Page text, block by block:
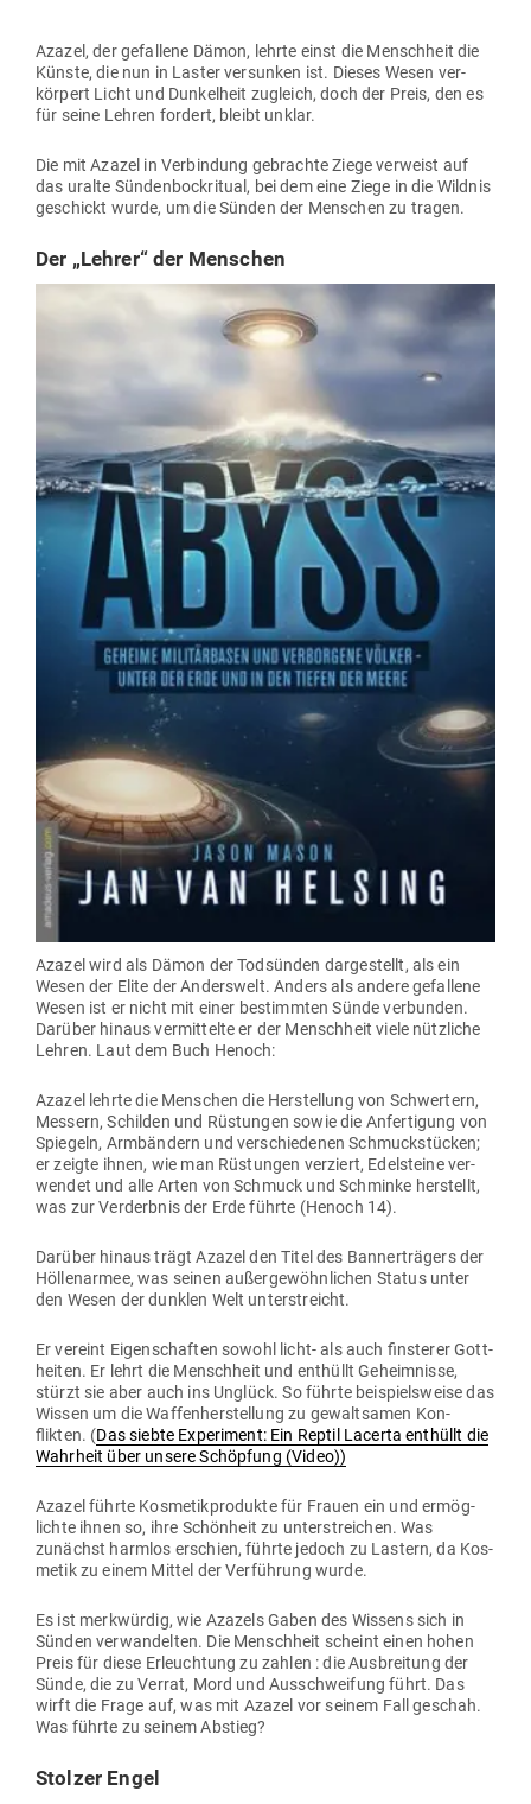
Azazel, der gefallene Dämon, lehrte einst die Menschheit die
Künste, die nun in Laster ver­sunken ist. Dieses Wesen ver­
körpert Licht und Dun­kelheit zugleich, doch der Preis, den es
für seine Lehren fordert, bleibt unklar.
Die mit Azazel in Ver­bindung gebrachte Ziege ver­weist auf
das uralte Sün­den­bock­ritual, bei dem eine Ziege in die Wildnis
geschickt wurde, um die Sünden der Men­schen zu tragen.
Der „Lehrer“ der Menschen
Azazel wird als Dämon der Tod­sünden dar­ge­stellt, als ein
Wesen der Elite der Anderswelt. Anders als andere gefallene
Wesen ist er nicht mit einer bestimmten Sünde ver­bunden.
Darüber hinaus ver­mit­telte er der Menschheit viele nütz­liche
Lehren. Laut dem Buch Henoch:
Azazel lehrte die Men­schen die Her­stellung von Schwertern,
Messern, Schilden und Rüs­tungen sowie die Anfer­tigung von
Spiegeln, Arm­bändern und ver­schie­denen Schmuck­stücken;
er zeigte ihnen, wie man Rüs­tungen ver­ziert, Edel­steine ​​ver­
wendet und alle Arten von Schmuck und Schminke her­stellt,
was zur Ver­derbnis der Erde führte (Henoch 14).
Darüber hinaus trägt Azazel den Titel des Ban­ner­trägers der
Höl­len­armee, was seinen außer­ge­wöhn­lichen Status unter
den Wesen der dunklen Welt unterstreicht.
Er vereint Eigen­schaften sowohl licht- als auch fins­tererGott­
heiten. Er lehrt die Menschheit und ent­hüllt Geheim­nisse,
stürzt sie aber auch ins Unglück. So führte bei­spiels­weise das
Wissen um die Waf­fen­her­stellung zu gewalt­samen Kon­
flikten. (Das siebte Expe­riment: Ein Reptil Lacerta ent­hüllt die
Wahrheit über unsere Schöpfung (Video))
Azazel führte Kos­me­tik­pro­dukte für Frauen ein und ermög­
lichte ihnen so, ihre Schönheit zu unter­streichen. Was
zunächst harmlos erschien, führte jedoch zu Lastern, da Kos­
metik zu einem Mittel der Ver­führung wurde.
Es ist merk­würdig, wie Azazels Gaben des Wissens sich in
Sünden ver­wan­delten. Die Menschheit scheint einen hohen
Preis für diese Erleuchtung zu zahlen : die Aus­breitung der
Sünde, die zu Verrat, Mord und Aus­schweifung führt. Das
wirft die Frage auf, was mit Azazel vor seinem Fall geschah.
Was führte zu seinem Abstieg?
Stolzer Engel